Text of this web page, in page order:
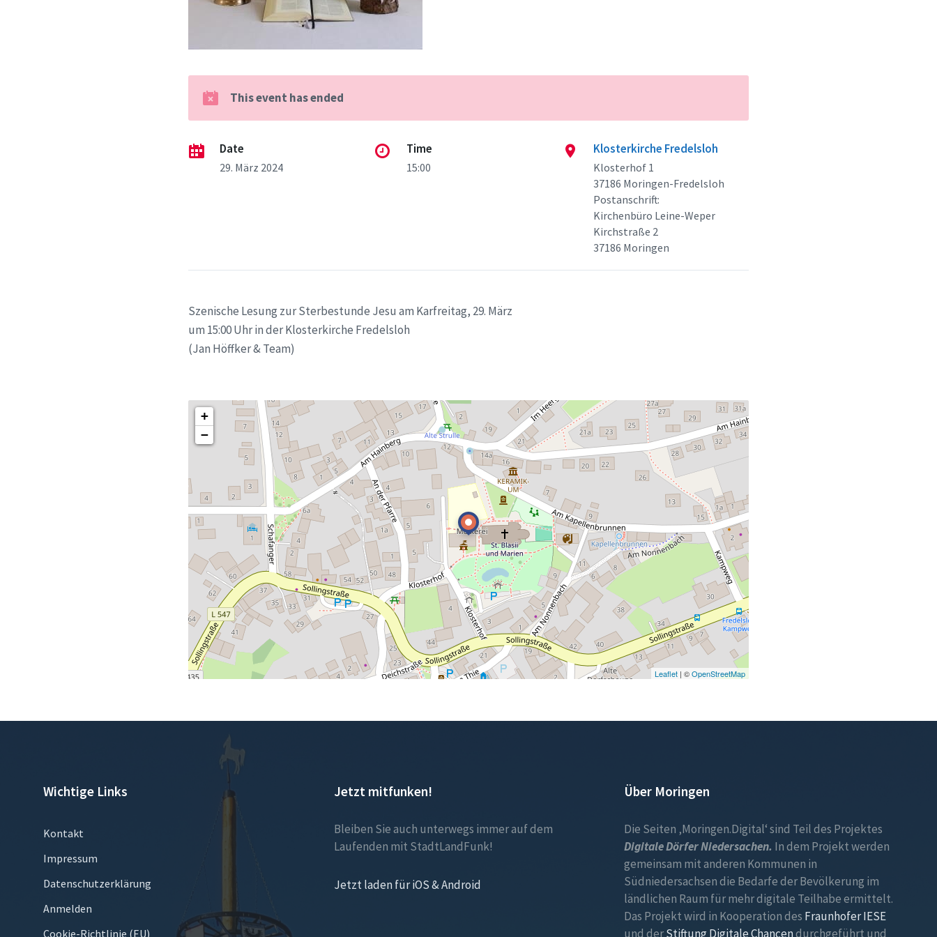
This event has ended
Date
29. März 2024
Time
15:00
Klosterkirche Fredelsloh
Klosterhof 1
37186 Moringen-Fredelsloh
Postanschrift:
Kirchenbüro Leine-Weper
Kirchstraße 2
37186 Moringen
Szenische Lesung zur Sterbestunde Jesu am Karfreitag, 29. März
um 15:00 Uhr in der Klosterkirche Fredelsloh
(Jan Höffker & Team)
+
−
Leaflet| ©OpenStreetMap
Wichtige Links
Kontakt
Impressum
Datenschutzerklärung
Anmelden
Cookie-Richtlinie (EU)
Jetzt mitfunken!
Bleiben Sie auch unterwegs immer auf dem
Laufenden mit StadtLandFunk!
Jetzt laden für iOS & Android
Über Moringen
Die Seiten ‚Moringen.Digital‘ sind Teil des Projektes
Digitale Dörfer Niedersachen. In dem Projekt werden
gemeinsam mit anderen Kommunen in
Südniedersachsen die Bedarfe der Bevölkerung im
ländlichen Raum für mehr digitale Teilhabe ermittelt.
Das Projekt wird in Kooperation des Fraunhofer IESE
und derStiftung Digitale Chancendurchgeführt und